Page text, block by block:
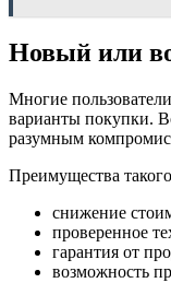
Новый или
Многие
варианты покупки.
разумным
Преимущества
снижение
проверенное
гарантия от
возможность